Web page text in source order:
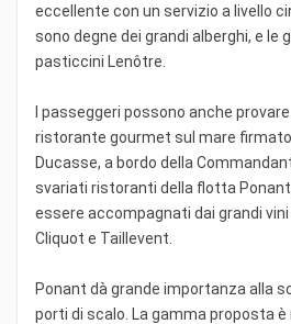
eccellente con un servizio a livello
sono degne dei grandi alberghi, e le
pasticcini Lenôtre.
I passeggeri possono anche
ristorante gourmet sul mare
Ducasse, a bordo della
svariati ristoranti della flotta
essere accompagnati dai grandi
Cliquot e Taillevent.
Ponant dà grande importanza alla
porti di scalo. La gamma proposta è